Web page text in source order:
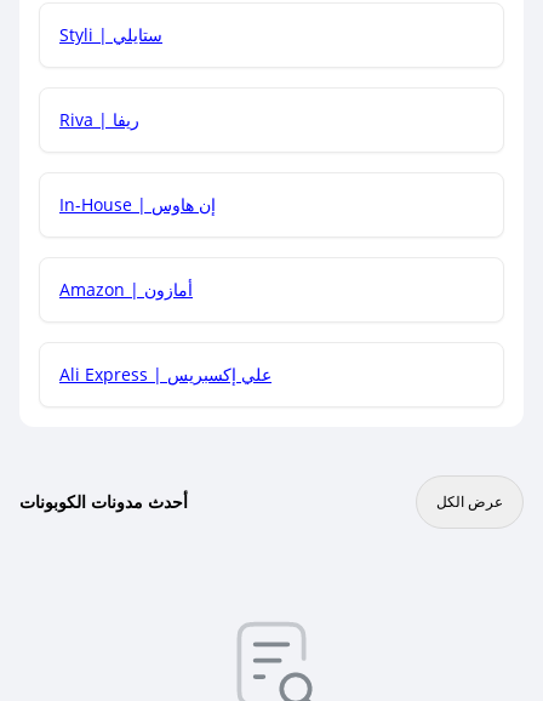
هل يمكنني جمع كود خصم مع العروض الأخرى؟
Styli | ستايلي
Riva | ريفا
In-House | إن هاوس
Amazon | أمازون
Ali Express | علي إكسبريس
أحدث مدونات الكوبونات عرض الكل